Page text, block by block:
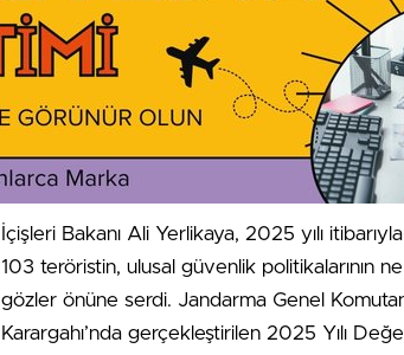
İçişleri Bakanı Ali Yerlikaya, 2025 yılı
103 teröristin, ulusal güvenlik politikalarının
gözler önüne serdi. Jandarma Genel
Karargahı’nda gerçekleştirilen 2025 Yılı